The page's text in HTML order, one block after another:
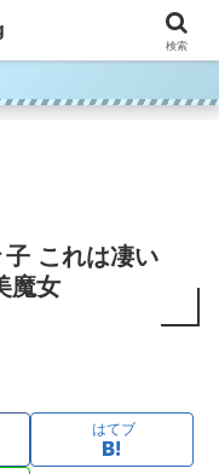
子 これは凄い
魔女
はてブ
検索